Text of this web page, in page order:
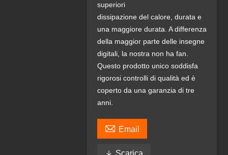
superiori
dissipazione del calore, durata e
una maggiore durata. A differenza
della maggior parte delle insegne
digitali, la nostra non ha fan.
Questo prodotto unico soddisfa
rigorosi controlli di qualità ed è
coperto da una garanzia di tre
anni.
 Email
 Scarica